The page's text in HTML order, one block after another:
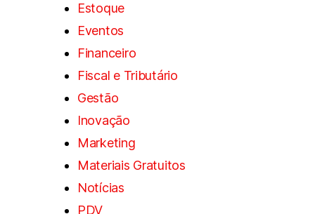
Estoque
Eventos
Financeiro
Fiscal e Tributário
Gestão
Inovação
Marketing
Materiais Gratuitos
Notícias
PDV